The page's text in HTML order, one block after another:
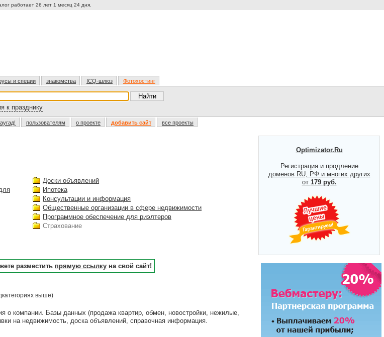
работает 26 лет 1 месяц 24 дня.
и специи знакомства ICQ-шлюз Фотохостинг
к празднику
пользователям о проекте добавить сайт все проекты
Доски объявлений
Ипотека
Консультации и информация
Общественные организации в сфере недвижимости
Программное обеспечение для риэлтеров
Страхование
разместить прямую ссылку на свой сайт!
выше)
о компании. Базы данных (продажа квартир, обмен, новостройки, нежилые,
на недвижимость, доска объявлений, справочная информация.
Optimizator.Ru
Регистрация и продление
доменов RU, РФ и многих других
от 179 руб.